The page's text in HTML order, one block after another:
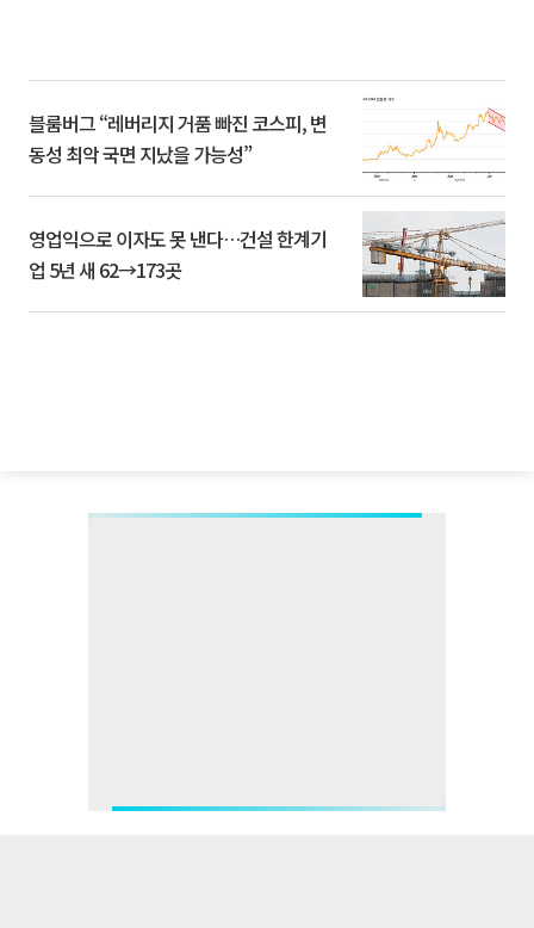
블룸버그 “레버리지 거품 빠진 코스피, 변
동성 최악 국면 지났을 가능성”
영업익으로 이자도 못 낸다…건설 한계기
업 5년 새 62→173곳